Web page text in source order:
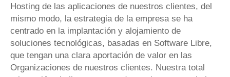
Hosting de las aplicaciones de nuestros clientes, del
mismo modo, la estrategia de la empresa se ha
centrado en la implantación y alojamiento de
soluciones tecnológicas, basadas en Software Libre,
que tengan una clara aportación de valor en las
Organizaciones de nuestros clientes. Nuestra total